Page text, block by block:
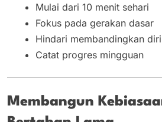
Mulai dari 10 menit sehari
Fokus pada gerakan dasar
Hindari membandingkan
Catat progres mingguan
Membangun